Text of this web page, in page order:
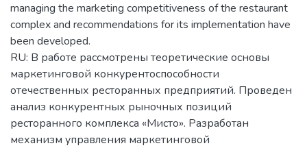
managing the marketing competitiveness of the restaurant
complex and recommendations for its implementation have
been developed.
RU: В работе рассмотрены теоретические основы
маркетинговой конкурентоспособности
отечественных ресторанных предприятий. Проведен
анализ конкурентных рыночных позиций
ресторанного комплекса «Мисто». Разработан
механизм управления маркетинговой